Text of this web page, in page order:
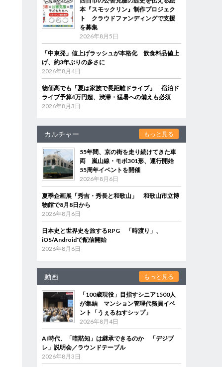
本『スモックリン』制作プロジェク
ト クラウドファンディングで支援
を募集
2026年8月5日
「中東発」値上げラッシュが本格化 飲食料品値上
げ、約3年ぶりの多さに
2026年8月4日
物価高でも「夏は家族で長距離ドライブ」 宿泊ド
ライブ予算4万円超、渋滞・猛暑への備えも必須
2026年8月3日
カルチャー もっと見る
55年間、京の街を走り続けてきた車
両 嵐山線・モボ301形、運行開始
55周年イベントを開催
2026年8月6日
夏季企画展「秀吉・秀長と和歌山」 和歌山市立博
物館で8月8日から
2026年8月6日
日本史と世界史を旅するRPG 「時渡り」、
iOS/Androidで配信開始
2026年8月6日
動画 もっと見る
「100歳現役」目指すシニア1500人
が集結 マンション管理代務員イベ
ント「うぇるねすシップ」
2026年8月4日
AI時代、「暗黙知」は継承できるのか 「デジブ
レ」説明会／ラウンドテーブル
2026年8月3日